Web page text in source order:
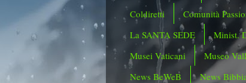
Coldiretti
Comunità
La SANTA SEDE
Minist.
Musei Vaticani
Museo
News BeWeB
News